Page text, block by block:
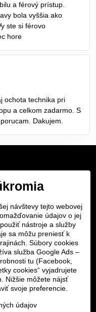
a férový prístup.
bola vyššia ako
ste si férovo
hore
ochota technika pri
a celkom zadarmo. S
Dakujem.
návštevy tejto webovej
údajov o jej
nástroje a služby
sa môžu preniesť k
Súbory cookies
služba Google Ads –
tu (Facebook,
cookies“ vyjadrujete
Nižšie môžete nájsť
svoje preferencie.
údajov